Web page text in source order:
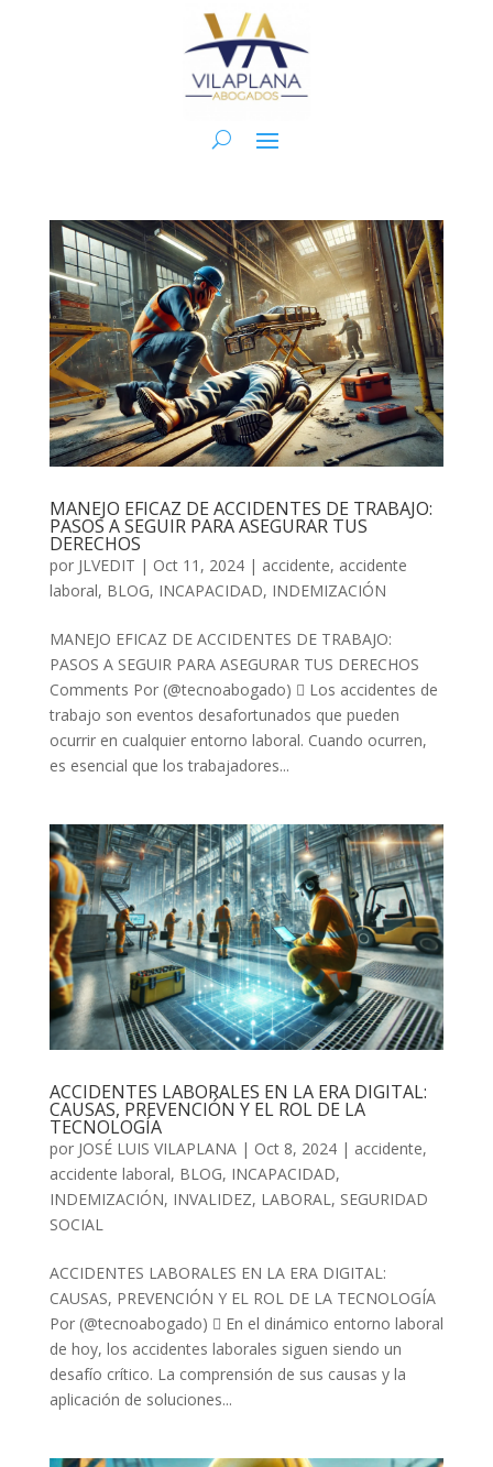
MANEJO EFICAZ DE ACCIDENTES DE TRABAJO:
PASOS A SEGUIR PARA ASEGURAR TUS
DERECHOS
por JLVEDIT | Oct 11, 2024| accidente, accidente
laboral, BLOG, INCAPACIDAD, INDEMIZACIÓN
MANEJO EFICAZ DE ACCIDENTES DE TRABAJO:
PASOS A SEGUIR PARA ASEGURAR TUS DERECHOS
Comments Por (@tecnoabogado)  Los accidentes de
trabajo son eventos desafortunados que pueden
ocurrir en cualquier entorno laboral. Cuando ocurren,
es esencial que los trabajadores...
ACCIDENTES LABORALES EN LA ERA DIGITAL:
CAUSAS, PREVENCIÓN Y EL ROL DE LA
TECNOLOGÍA
por JOSÉ LUIS VILAPLANA| Oct 8, 2024| accidente,
accidente laboral, BLOG, INCAPACIDAD,
INDEMIZACIÓN, INVALIDEZ, LABORAL , SEGURIDAD
SOCIAL
ACCIDENTES LABORALES EN LA ERA DIGITAL:
CAUSAS, PREVENCIÓN Y EL ROL DE LA TECNOLOGÍA
Por (@tecnoabogado)  En el dinámico entorno laboral
de hoy, los accidentes laborales siguen siendo un
desafío crítico. La comprensión de sus causas y la
aplicación de soluciones...